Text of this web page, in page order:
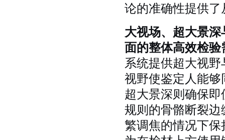
论的准确性提供
大视场、超大景
面的整体高效检验
系统提供超大视
视野使鉴定人能
超大景深则确保
规则的骨骼断裂
繁调焦的情况下